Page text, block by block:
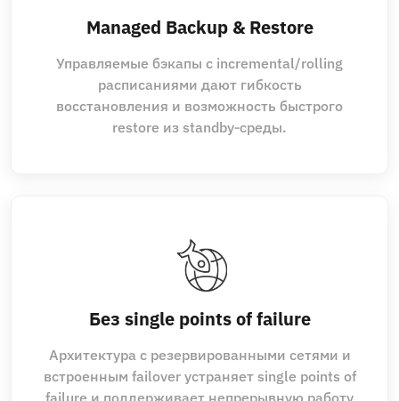
Managed Backup & Restore
Управляемые бэкапы с incremental/rolling
расписаниями дают гибкость
восстановления и возможность быстрого
restore из standby‑среды.
Без single points of failure
Архитектура с резервированными сетями и
встроенным failover устраняет single points of